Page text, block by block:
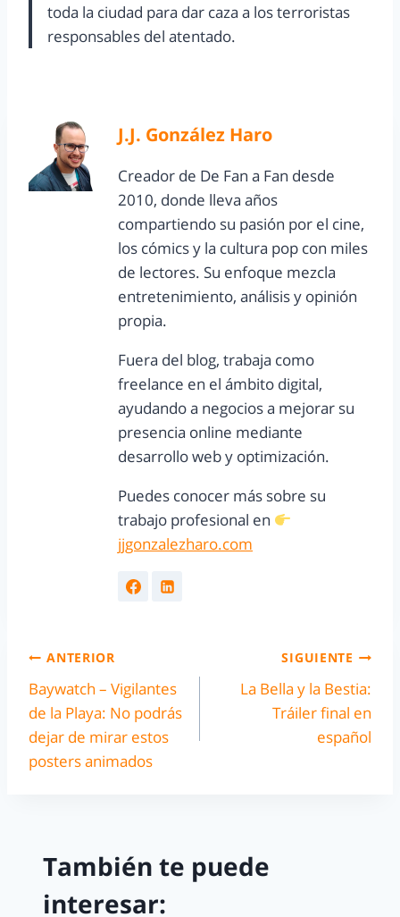
toda la ciudad para dar caza a los terroristas
responsables del atentado.
J.J. González Haro
Creador de De Fan a Fan desde
2010, donde lleva años
compartiendo su pasión por el cine,
los cómics y la cultura pop con miles
de lectores. Su enfoque mezcla
entretenimiento, análisis y opinión
propia.
Fuera del blog, trabaja como
freelance en el ámbito digital,
ayudando a negocios a mejorar su
presencia online mediante
desarrollo web y optimización.
Puedes conocer más sobre su
trabajo profesional en
jjgonzalezharo.com
ANTERIOR
Baywatch – Vigilantes
de la Playa: No podrás
dejar de mirar estos
posters animados
SIGUIENTE
La Bella y la Bestia:
Tráiler final en
español
También te puede
interesar: